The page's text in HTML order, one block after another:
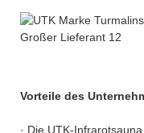
Vorteile des
· Die UTK-